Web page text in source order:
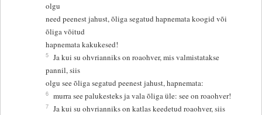
olgu
need peenest jahust, õliga segatud hapnemata koogid või
õliga võitud
hapnemata kakukesed!
5 Ja kui su ohvrianniks on roaohver, mis valmistatakse
pannil, siis
olgu see õliga segatud peenest jahust, hapnemata:
6 murra see palukesteks ja vala õliga üle: see on roaohver!
7 Ja kui su ohvrianniks on katlas keedetud roaohver, siis